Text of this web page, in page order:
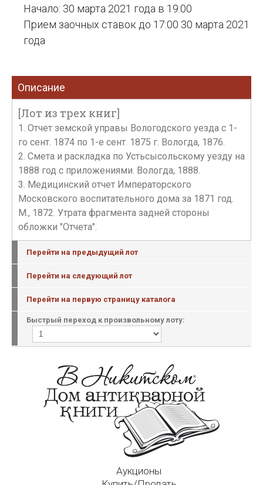
Начало: 30 марта 2021 года в 19:00
Прием заочных ставок до 17:00 30 марта 2021
года
Описание
[Лот из трех книг]
1. Отчет земской управы Вологодского уезда с 1-
го сент. 1874 по 1-е сент. 1875 г. Вологда, 1876.
2. Смета и раскладка по Устьсысольскому уезду на
1888 год с приложениями. Вологда, 1888.
3. Медицинский отчет Императорского
Московского воспитательного дома за 1871 год.
М., 1872. Утрата фрагмента задней стороны
обложки "Отчета".
Перейти на предыдущий лот
Перейти на следующий лот
Перейти на первую страницу каталога
Быстрый переход к произвольному лоту:
Аукционы